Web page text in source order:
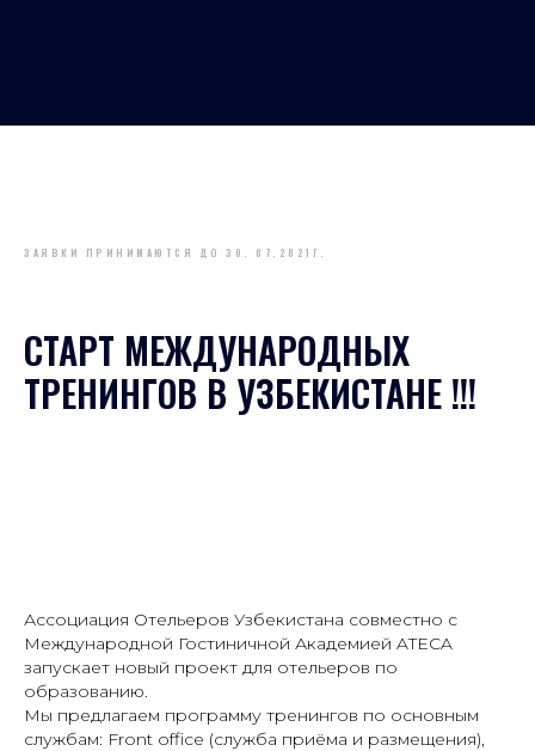
ЗАЯВКИ ПРИНИМАЮТСЯ ДО 30. 07.2021Г.
СТАРТ МЕЖДУНАРОДНЫХ
ТРЕНИНГОВ В УЗБЕКИСТАНЕ !!!
Ассоциация Отельеров Узбекистана совместно с
Международной Гостиничной Академией ATECA
запускает новый проект для отельеров по
образованию.
Мы предлагаем программу тренингов по основным
службам: Front office (служба приёма и размещения),